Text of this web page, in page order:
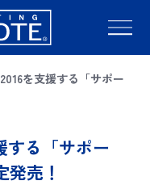
を支援する「サポー
する「サポー
売！